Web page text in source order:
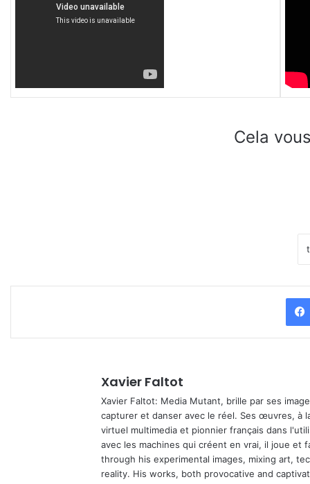
Cela
Xavier Faltot
Xavier Faltot: Media Mutant, brille par ses
capturer et danser avec le réel. Ses œuvres, à
virtuel multimedia et pionnier français dans
avec les machines qui créent en vrai, il joue et
through his experimental images, mixing art,
reality. His works, both provocative and